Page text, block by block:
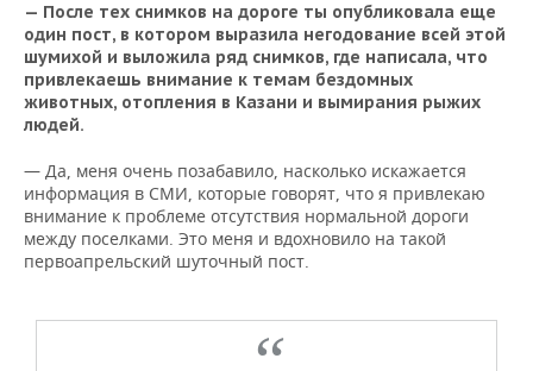
— После тех снимков на дороге ты опубликовала еще
один пост, в котором выразила негодование всей этой
шумихой и выложила ряд снимков, где написала, что
привлекаешь внимание к темам бездомных
животных, отопления в Казани и вымирания рыжих
людей.
— Да, меня очень позабавило, насколько искажается
информация в СМИ, которые говорят, что я привлекаю
внимание к проблеме отсутствия нормальной дороги
между поселками. Это меня и вдохновило на такой
первоапрельский шуточный пост.